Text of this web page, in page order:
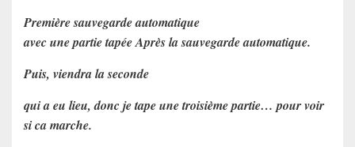
Première sauvegarde automatique
avec une partie tapée Après la sauvegarde automatique.
Puis, viendra la seconde
qui a eu lieu, donc je tape une troisième partie… pour voir
si ca marche.